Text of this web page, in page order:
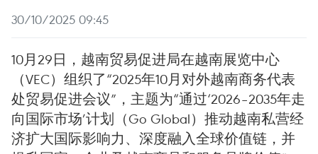
30/10/2025 09:45
10月29日，越南贸易促进局在越南展览中心
（VEC）组织了“2025年10月对外越南商务代表
处贸易促进会议”，主题为“通过‘2026–2035年走
向国际市场’计划（Go Global）推动越南私营经
济扩大国际影响力、深度融入全球价值链，并